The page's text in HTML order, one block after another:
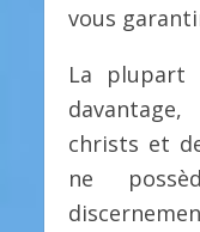
vous
La plupart
christs et
ne